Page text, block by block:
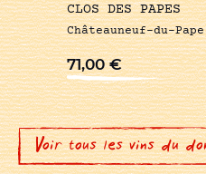
CLOS DES PAPES
Châteauneuf-du-Pape
71,00€
Voir tous les vins du